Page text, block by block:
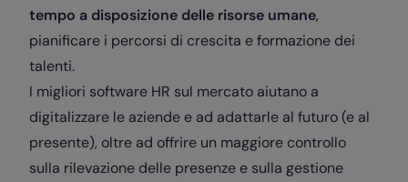
tempo a disposizione delle risorse umane,
pianificare i percorsi di crescita e formazione dei
talenti.
I migliori software HR sul mercato aiutano a
digitalizzare le aziende e ad adattarle al futuro (e al
presente), oltre ad offrire un maggiore controllo
sulla rilevazione delle presenze e sulla gestione